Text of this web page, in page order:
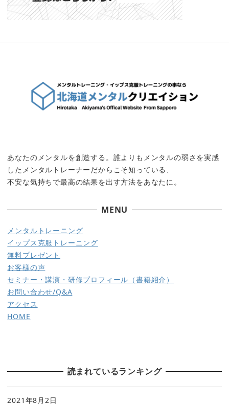
あなたのメンタルを創造する。誰よりもメンタルの弱さを実感
したメンタルトレーナーだからこそ知っている、
不安な気持ちで最高の結果を出す方法をあなたに。
MENU
メ ンタルトレーニング
イップス克服トレーニング
無料プレゼント
お客様の声
セミナー・講演・研修プロフィール（書籍紹介）
お問い合わせ/Q&A
アクセス
HOME
読まれているランキング
2021年8月2日